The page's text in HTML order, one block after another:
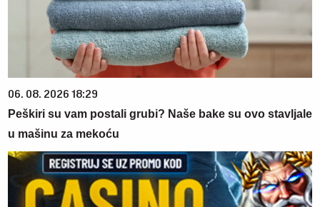
06. 08. 2026 18:29
Peškiri su vam postali grubi? Naše bake su ovo stavljale
u mašinu za mekoću